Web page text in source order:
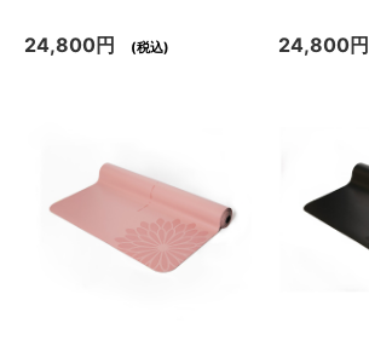
24,800円 (税込) 24,800円